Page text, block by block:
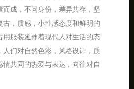
而成，不问身份，差异共存，坚
古，质感，小性感态度和鲜明的
用服装延伸着现代人对生活的态
人们对自然色彩，风格设计，质
情共同的热爱与表达，向往对自